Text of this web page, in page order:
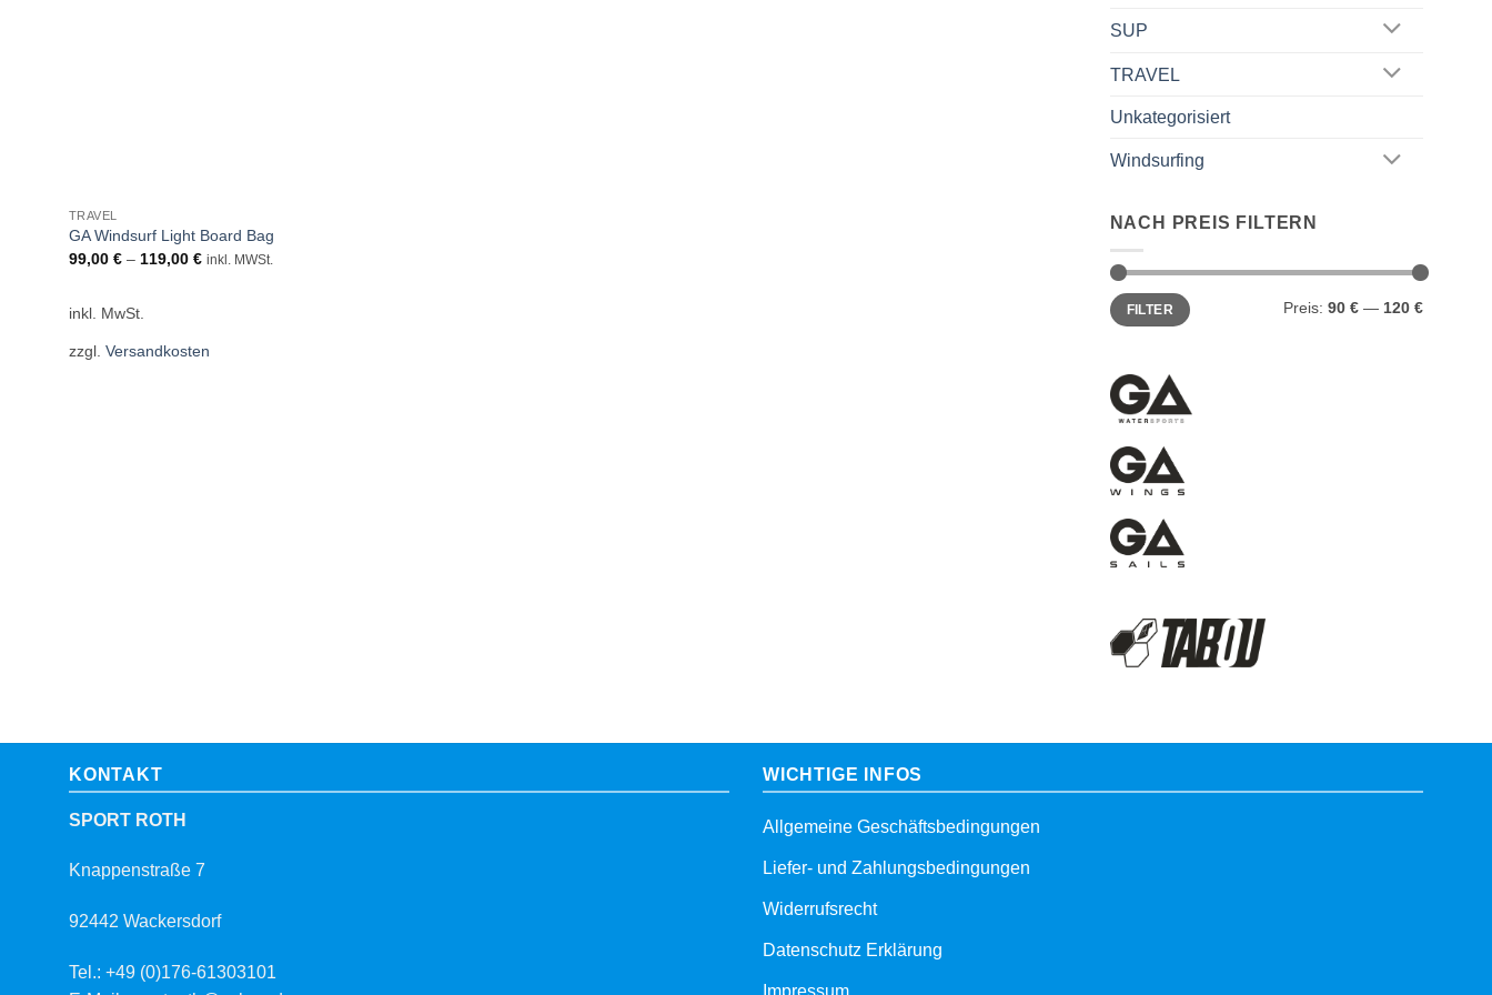
TRAVEL
GA Windsurf Light Board Bag
99,00 €– 119,00 € inkl. MWSt.
inkl. MwSt.
zzgl. Versandkosten
SUP
TRAVEL
Unkategorisiert
Windsurfing
NACH PREIS FILTERN
Min.
Preis
Max.
PreisFILTER Preis: 90 € — 120 €
KONTAKT
SPORT ROTH
Knappenstraße 7
92442 Wackersdorf
Tel.: +49 (0)176-61303101
WICHTIGE INFOS
Allgemeine Geschäftsbedingungen
Liefer- und Zahlungsbedingungen
Widerrufsrecht
Datenschutz Erklärung
Impressum